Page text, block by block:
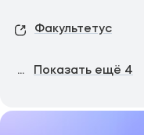
Факультетус
... Показать ещё 4